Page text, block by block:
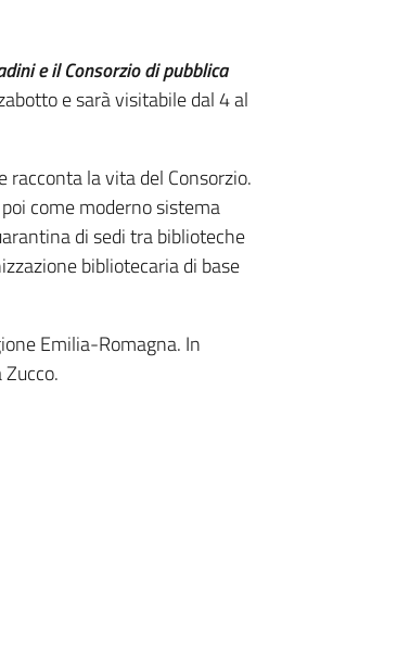
e il Consorzio di pubblica
e sarà visitabile dal 4 al
la vita del Consorzio.
come moderno sistema
di sedi tra biblioteche
bibliotecaria di base
Emilia-Romagna. In